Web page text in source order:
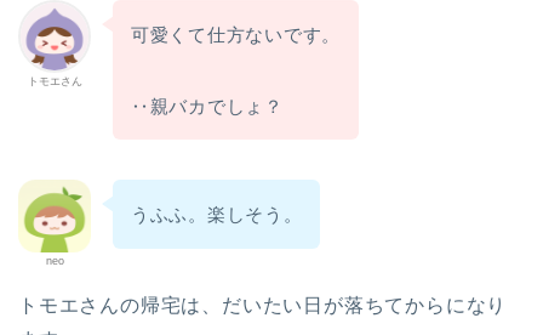
トモエさん
可愛くて仕方ないです。
‥親バカでしょ？
neo
うふふ。楽しそう。
トモエさんの帰宅は、だいたい日が落ちてからになり